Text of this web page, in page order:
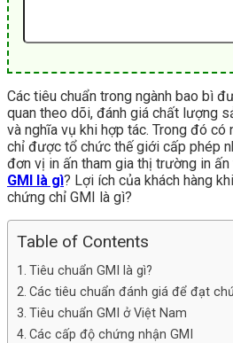
Các tiêu chuẩn trong ngành bao bì
quan theo dõi, đánh giá chất lượng
và nghĩa vụ khi hợp tác. Trong đó
chỉ được tổ chức thế giới cấp phép
đơn vị in ấn tham gia thị trường in ấn
GMI là gì? Lợi ích của khách hàng
chứng chỉ GMI là gì?
Table of Contents
Tiêu chuẩn GMI là gì?
Các tiêu chuẩn đánh giá để đạt
Tiêu chuẩn GMI ở Việt Nam
Các cấp độ chứng nhận GMI